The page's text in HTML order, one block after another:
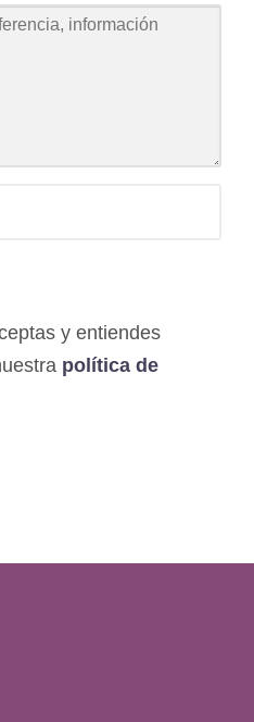
y entiendes
política de